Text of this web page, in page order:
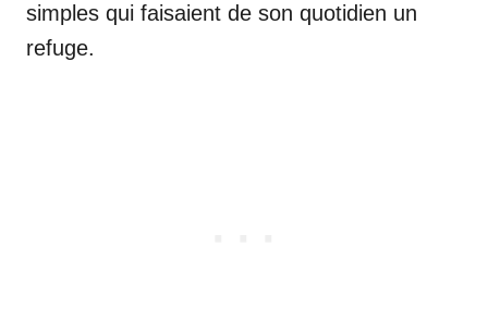
simples qui faisaient de son quotidien un
refuge.